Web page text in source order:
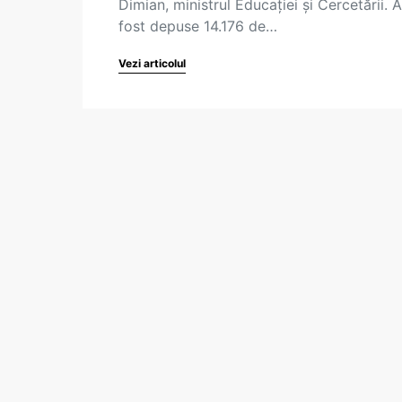
Dimian, ministrul Educației și Cercetării.
fost depuse 14.176 de…
Vezi articolul